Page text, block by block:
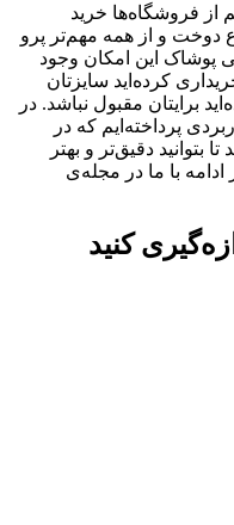
از فروشگاه‌ها خرید
دوخت و از همه مهم‌تر پرو
پوشاک این امکان وجود
کرده‌اید سایزتان
برایتان مقبول نباشد. در
پرداخته‌ایم که در
بتوانید دقیق‌تر و بهتر
ادامه با ما در مجله‌ی